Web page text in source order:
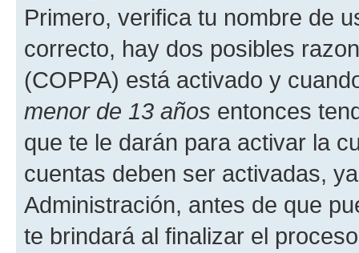
Primero, verifica tu nombre de
correcto, hay dos posibles
(COPPA) está activado y
menor de 13 años entonces
que te le darán para activar la
cuentas deben ser activadas,
Administración, antes de que
te brindará al finalizar el